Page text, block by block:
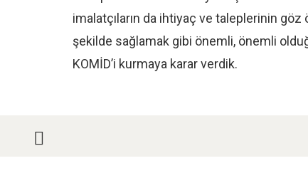
imalatçıların da ihtiyaç ve taleplerinin göz
şekilde sağlamak gibi önemli, önemli
KOMİD’i kurmaya karar verdik.